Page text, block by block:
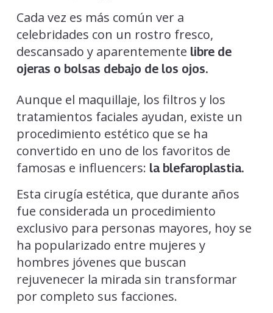
Cada vez es más común ver a
celebridades con un rostro fresco,
descansado y aparentemente libre de
ojeras o bolsas debajo de los ojos.
Aunque el maquillaje, los filtros y los
tratamientos faciales ayudan, existe un
procedimiento estético que se ha
convertido en uno de los favoritos de
famosas e influencers: la blefaroplastia.
Esta cirugía estética, que durante años
fue considerada un procedimiento
exclusivo para personas mayores, hoy se
ha popularizado entre mujeres y
hombres jóvenes que buscan
rejuvenecer la mirada sin transformar
por completo sus facciones.